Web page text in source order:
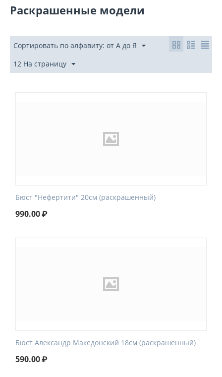
Раскрашенные модели
Сортировать по алфавиту: от А до Я
12 На страницу
Бюст "Нефертити" 20см (раскрашенный)
990.00₽
Бюст Александр Македонский 18см (раскрашенный)
590.00₽